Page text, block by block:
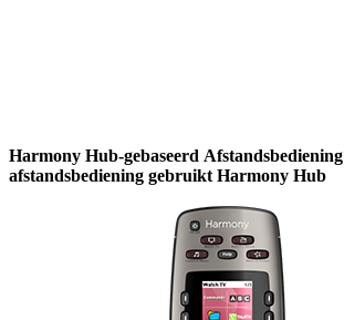
Harmony Hub-gebaseerd Afstandsbediening
afstandsbediening gebruikt Harmony Hub